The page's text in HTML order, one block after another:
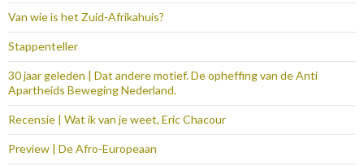
Van wie is het Zuid-Afrikahuis?
Stappenteller
30 jaar geleden | Dat andere motief. De opheffing van de Anti
Apartheids Beweging Nederland.
Recensie | Wat ik van je weet, Eric Chacour
Preview | De Afro-Europeaan